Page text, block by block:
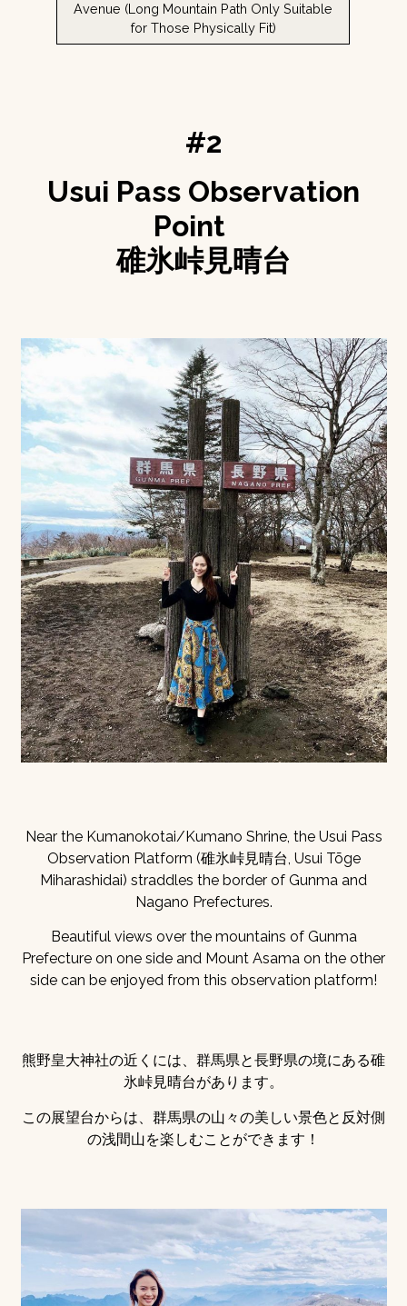
Avenue (Long Mountain Path Only Suitable
for Those Physically Fit)
#2
Usui Pass Observation
Point
碓氷峠見晴台
Near the Kumanokotai/Kumano Shrine, the Usui Pass
Observation Platform (碓氷峠見晴台, Usui Tōge
Miharashidai) straddles the border of Gunma and
Nagano Prefectures.
Beautiful views over the mountains of Gunma
Prefecture on one side and Mount Asama on the other
side can be enjoyed from this observation platform!
熊野皇大神社の近くには、群馬県と長野県の境にある碓
氷峠見晴台があります。
この展望台からは、群馬県の山々の美しい景色と反対側
の浅間山を楽しむことができます！